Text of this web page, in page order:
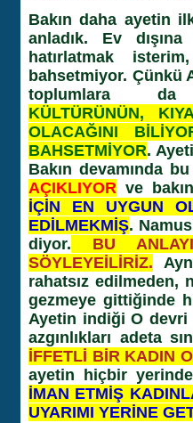
Bakın daha ayetin
anladık. Ev
hatırlatmak
bahsetmiyor. Çünkü
toplumlara
KÜLTÜRÜNÜN,
OLACAĞINI
BAHSETMİYOR.
Bakın devamında
AÇIKLIYOR ve
İÇİN EN UYGUN
EDİLMEKMİŞ.
diyor. BU
SÖYLEYEİLİRİZ.
rahatsız edilmeden,
gezmeye gittiğinde
Ayetin indiği O devri
azgınlıkları adeta
İFFETLİ BİR KADIN
ayetin hiçbir
İMAN ETMİŞ
UYARIMI YERİNE